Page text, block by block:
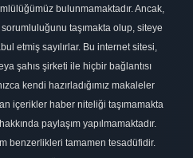
bulunmamaktadır. Ancak,
taşımakta olup, siteye
etmiş sayılırlar. Bu internet sitesi,
şahıs şirketi ile hiçbir bağlantısı
kendi hazırladığımız makaleler
içerikler haber niteliği taşımamakta
paylaşım yapılmamaktadır.
benzerlikleri tamamen tesadüfidir.